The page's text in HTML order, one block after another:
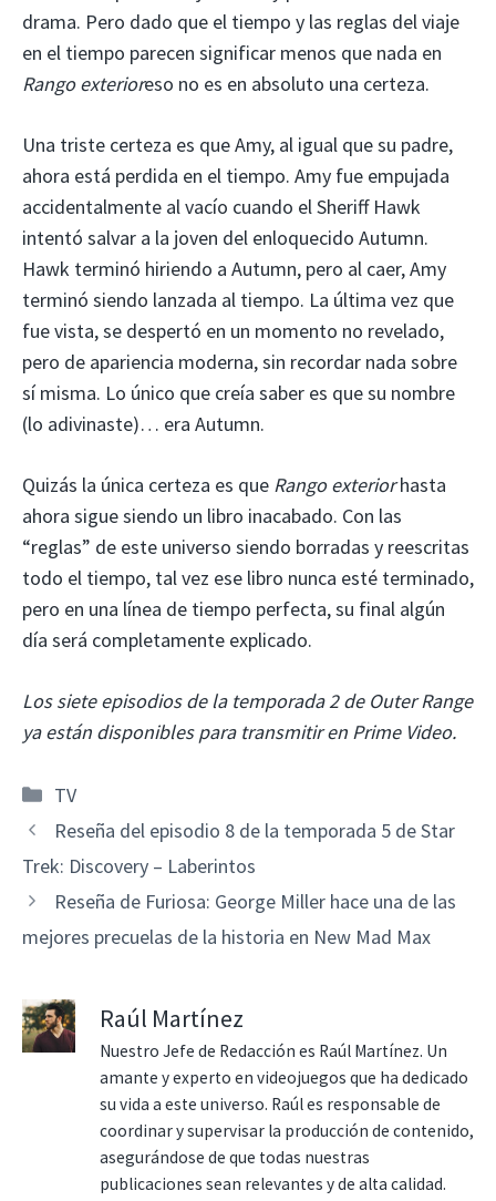
drama. Pero dado que el tiempo y las reglas del viaje
en el tiempo parecen significar menos que nada en
Rango exterioreso no es en absoluto una certeza.
Una triste certeza es que Amy, al igual que su padre,
ahora está perdida en el tiempo. Amy fue empujada
accidentalmente al vacío cuando el Sheriff Hawk
intentó salvar a la joven del enloquecido Autumn.
Hawk terminó hiriendo a Autumn, pero al caer, Amy
terminó siendo lanzada al tiempo. La última vez que
fue vista, se despertó en un momento no revelado,
pero de apariencia moderna, sin recordar nada sobre
sí misma. Lo único que creía saber es que su nombre
(lo adivinaste)… era Autumn.
Quizás la única certeza es que Rango exteriorhasta
ahora sigue siendo un libro inacabado. Con las
“reglas” de este universo siendo borradas y reescritas
todo el tiempo, tal vez ese libro nunca esté terminado,
pero en una línea de tiempo perfecta, su final algún
día será completamente explicado.
Los siete episodios de la temporada 2 de Outer Range
ya están disponibles para transmitir en Prime Video.
Categorías
TV
Reseña del episodio 8 de la temporada 5 de Star
Trek: Discovery – Laberintos
Reseña de Furiosa: George Miller hace una de las
mejores precuelas de la historia en New Mad Max
Raúl Martínez
Nuestro Jefe de Redacción es Raúl Martínez. Un
amante y experto en videojuegos que ha dedicado
su vida a este universo. Raúl es responsable de
coordinar y supervisar la producción de contenido,
asegurándose de que todas nuestras
publicaciones sean relevantes y de alta calidad.